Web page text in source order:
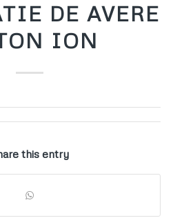
DE AVERE
ION
this entry